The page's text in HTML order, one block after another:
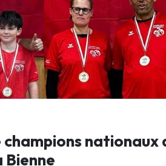
nationaux
Bienne